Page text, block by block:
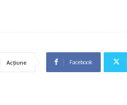
Acțiune Facebook